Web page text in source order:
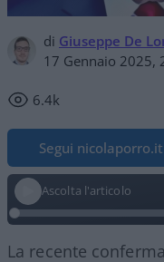
di Giuseppe De
17 Gennaio 2025,
6.4k
Segui
Ascolta l'articolo
La recente